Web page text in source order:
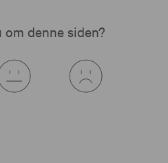
om denne siden?